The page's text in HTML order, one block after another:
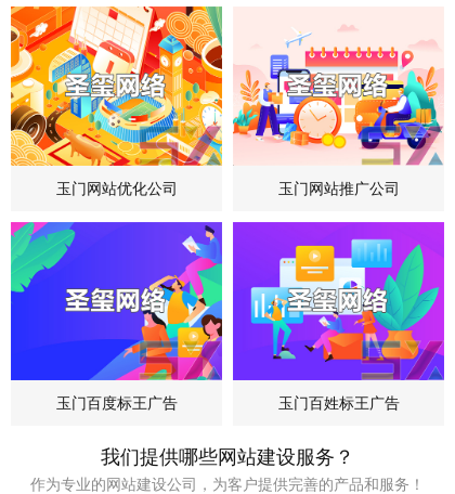
玉门网站优化公司 玉门网站推广公司
玉门百度标王广告 玉门百姓标王广告
我们提供哪些网站建设服务？
作为专业的网站建设公司，为客户提供完善的产品和服务！